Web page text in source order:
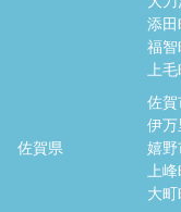
添
福
上
佐賀県
佐
伊
嬉
上
大